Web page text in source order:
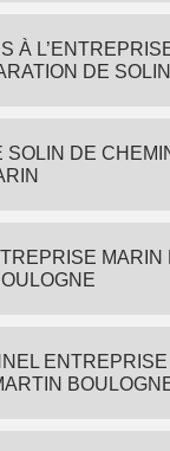
À
DE
SOLIN DE